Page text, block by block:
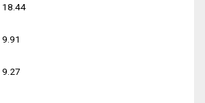
18.44
9.91
9.27